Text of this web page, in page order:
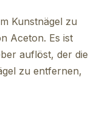
Kunstnägel zu
Aceton. Es ist
auflöst, der die
zu entfernen,